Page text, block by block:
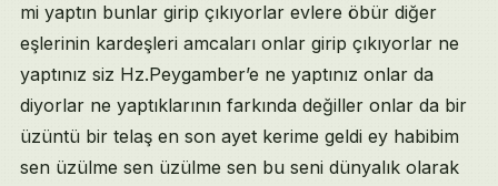
mi yaptın bunlar girip çıkıyorlar evlere öbür diğer
eşlerinin kardeşleri amcaları onlar girip çıkıyorlar ne
yaptınız siz Hz.Peygamber’e ne yaptınız onlar da
diyorlar ne yaptıklarının farkında değiller onlar da bir
üzüntü bir telaş en son ayet kerime geldi ey habibim
sen üzülme sen üzülme sen bu seni dünyalık olarak